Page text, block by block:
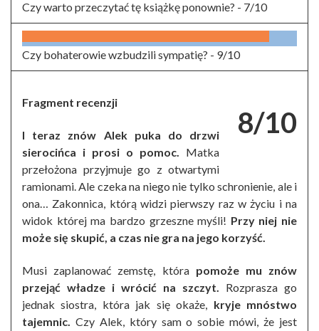
Czy warto przeczytać tę książkę ponownie? - 7/10
Czy bohaterowie wzbudzili sympatię? - 9/10
8/10
Fragment recenzji
I teraz znów Alek puka do drzwi
sierocińca i prosi o pomoc. Matka
przełożona przyjmuje go z otwartymi
ramionami. Ale czeka na niego nie tylko schronienie, ale i
ona… Zakonnica, którą widzi pierwszy raz w życiu i na
widok której ma bardzo grzeszne myśli! Przy niej nie
może się skupić, a czas nie gra na jego korzyść.
Musi zaplanować zemstę, która pomoże mu znów
przejąć władze i wrócić na szczyt. Rozprasza go
jednak siostra, która jak się okaże, kryje mnóstwo
tajemnic. Czy Alek, który sam o sobie mówi, że jest